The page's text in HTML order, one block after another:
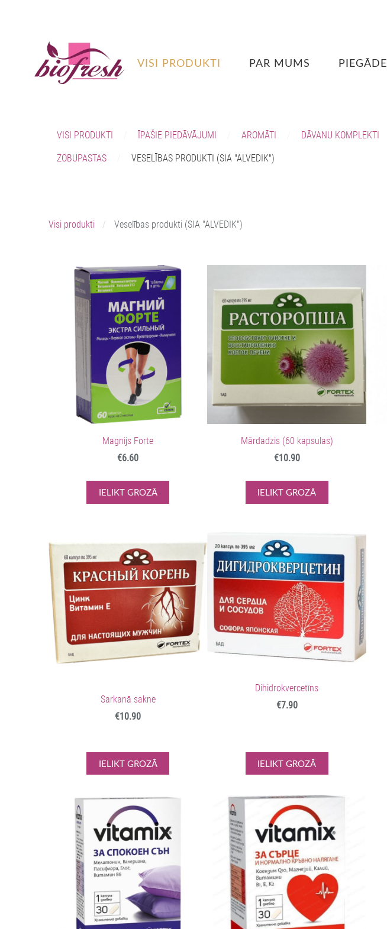
VISI PRODUKTI PAR MUMS PIEGĀDE
VISI PRODUKTI ĪPAŠIE PIEDĀVĀJUMI AROMĀTI DĀVANU KOMPLEKTI
ZOBUPASTAS VESELĪBAS PRODUKTI (SIA "ALVEDIK")
Visi produkti Veselības produkti (SIA "ALVEDIK")
Magnijs Forte
€6.60
IELIKT GROZĀ
Mārdadzis (60 kapsulas)
€10.90
IELIKT GROZĀ
Sarkanā sakne
€10.90
IELIKT GROZĀ
Dihidrokvercetīns
€7.90
IELIKT GROZĀ